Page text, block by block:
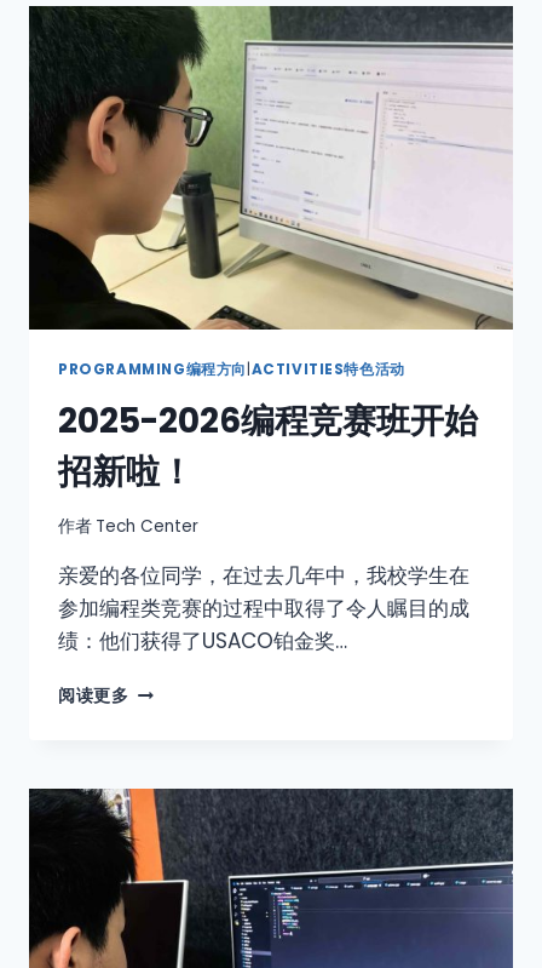
PROGRAMMING编程方向 ACTIVITIES特色活动
2025-2026编程竞赛班开始
招新啦！
作者 Tech Center
亲爱的各位同学，在过去几年中，我校学生在
参加编程类竞赛的过程中取得了令人瞩目的成
绩：他们获得了USACO铂金奖…
阅读更多